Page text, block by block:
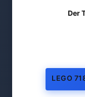
Der
LEGO